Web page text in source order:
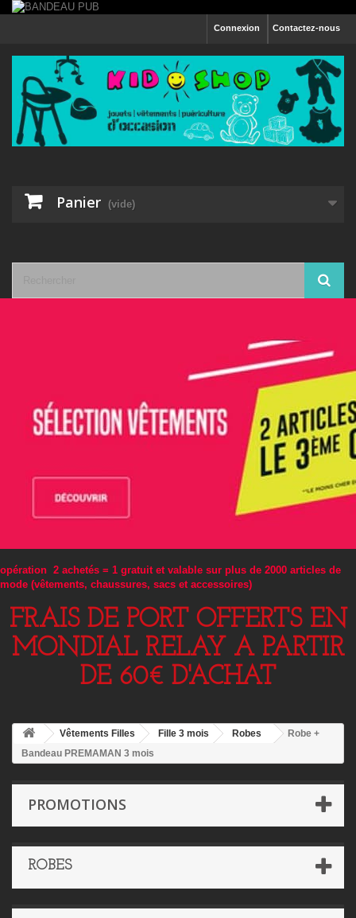
Contactez-nous
Connexion
Panier (vide)
opération 2 achetés = 1 gratuit et valable sur plus de 2000 articles de
mode (vêtements, chaussures, sacs et accessoires)
FRAIS DE PORT OFFERTS EN
MONDIAL RELAY A PARTIR
DE 60€ D'ACHAT
Vêtements Filles Fille 3 mois Robes
Robe +
Bandeau PREMAMAN 3 mois
PROMOTIONS
ROBES